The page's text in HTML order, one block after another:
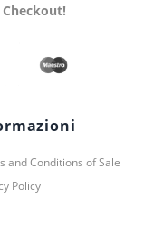
and Conditions of Sale
Policy